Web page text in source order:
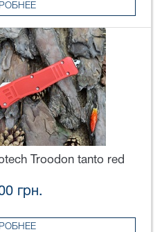
Troodon tanto red
грн.